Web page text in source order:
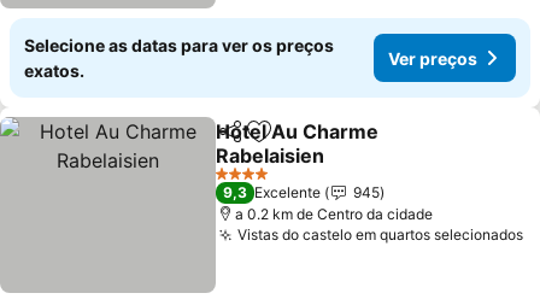
Selecione as datas para ver os preços
exatos.
Ver preços
PartilharAdicionar aos favoritos
Hotel Au Charme
Rabelaisien
Ver preços
4 Estrelas
9,3 Excelente
945
a 0.2 km de Centro da cidade
Vistas do castelo em quartos selecionados